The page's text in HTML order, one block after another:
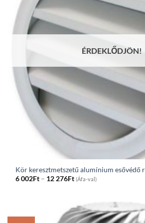
ÉRDEKLŐDJÖN!
Kör keresztmetszetű alumínium esővédő
6 002Ft – 12 276FtPrice
range:
through
12
276Ft
(Áfa-val)